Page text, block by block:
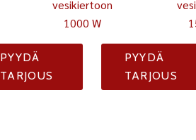
vesikiertoon
1000 W
PYYDÄ
TARJOUS
PYYDÄ
TARJOUS